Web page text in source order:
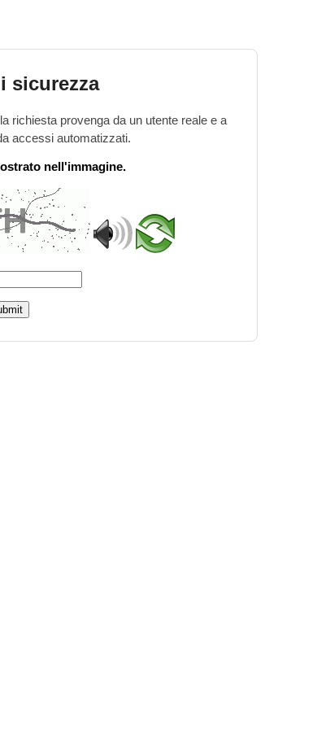
sicurezza
richiesta provenga da un utente reale e a
accessi automatizzati.
nell'immagine.